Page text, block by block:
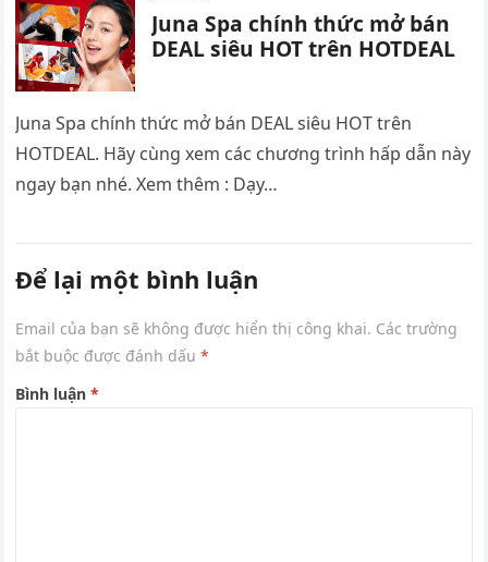
Juna Spa chính thức mở bán
DEAL siêu HOT trên HOTDEAL
Juna Spa chính thức mở bán DEAL siêu HOT trên
HOTDEAL. Hãy cùng xem các chương trình hấp dẫn này
ngay bạn nhé. Xem thêm : Dạy…
Để lại một bình luận
Email của bạn sẽ không được hiển thị công khai. Các trường
bắt buộc được đánh dấu*
Bình luận*